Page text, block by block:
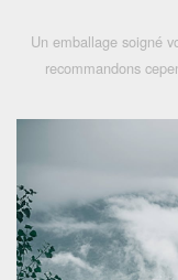
Un emballage soigné
recommandons